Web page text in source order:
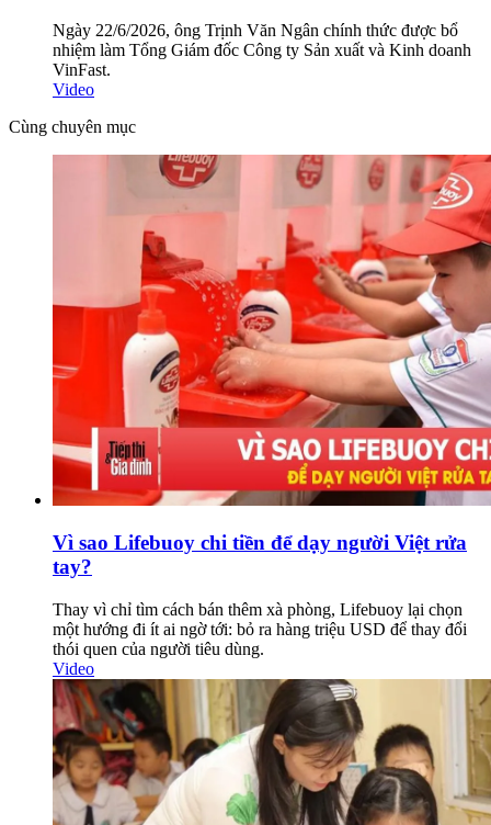
Ngày 22/6/2026, ông Trịnh Văn Ngân chính thức được bổ
nhiệm làm Tổng Giám đốc Công ty Sản xuất và Kinh doanh
VinFast.
Video
Cùng chuyên mục
Vì sao Lifebuoy chi tiền để dạy người Việt rửa
tay?
Thay vì chỉ tìm cách bán thêm xà phòng, Lifebuoy lại chọn
một hướng đi ít ai ngờ tới: bỏ ra hàng triệu USD để thay đổi
thói quen của người tiêu dùng.
Video